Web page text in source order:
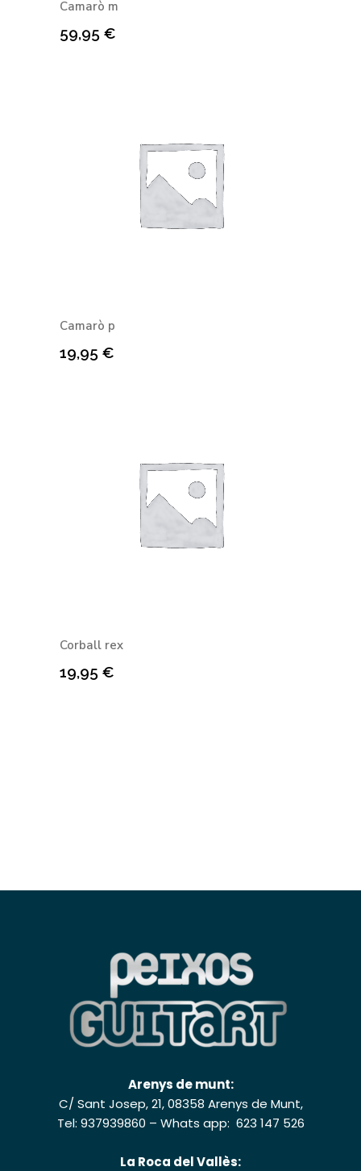
Camarò m
59,95 €
Camarò p
19,95 €
Corball rex
19,95 €
Arenys de munt:
C/ Sant Josep, 21, 08358 Arenys de Munt,
Tel: 937939860 – Whats app: 623 147 526
La Roca del Vallès: